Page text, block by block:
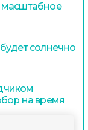
масштабное
солнечно
на время